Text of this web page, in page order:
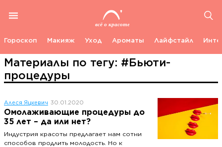
Гороскоп Макияж Уход Ароматы Лайфстайл
Материалы по тегу: #Бьюти-
процедуры
Алеся Яцкевич 30.01.2020
Омолаживающие процедуры до
35 лет – да или нет?
Индустрия красоты предлагает нам сотни
способов продлить молодость. Но к